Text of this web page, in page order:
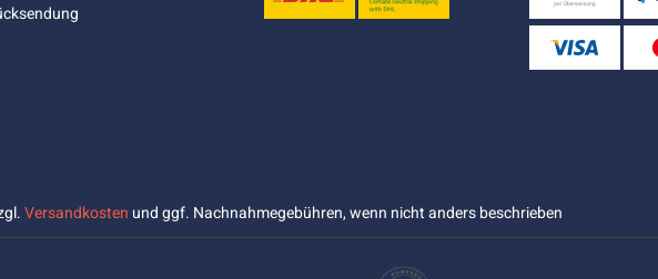
Versandkosten und ggf. Nachnahmegebühren, wenn nicht anders beschrieben